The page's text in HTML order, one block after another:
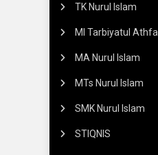
TK Nurul Islam
MI Tarbiyatul Athfal
MA Nurul Islam
MTs Nurul Islam
SMK Nurul Islam
STIQNIS